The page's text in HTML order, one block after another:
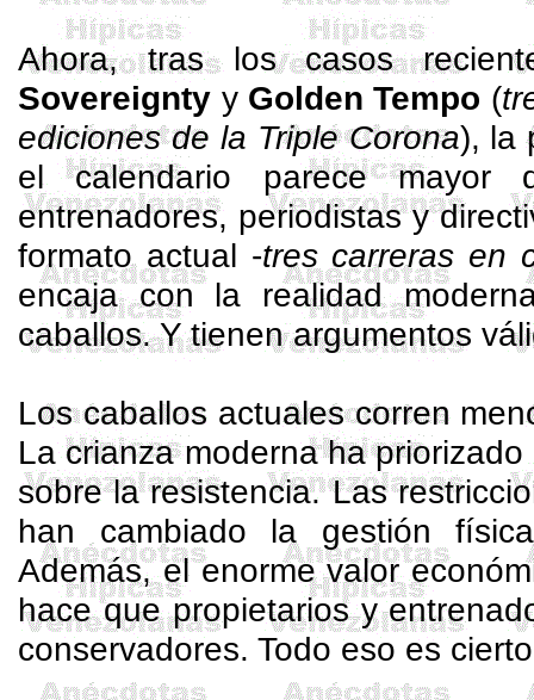
Ahora, tras los casos
Sovereignty y Golden Tempo (
ediciones de la Triple Corona), la
el calendario parece mayor
entrenadores, periodistas y
formato actual -tres carreras en
encaja con la realidad
caballos. Y tienen argumentos
Los caballos actuales corren
La crianza moderna ha
sobre la resistencia. Las
han cambiado la gestión
Además, el enorme valor
hace que propietarios y
conservadores. Todo eso es